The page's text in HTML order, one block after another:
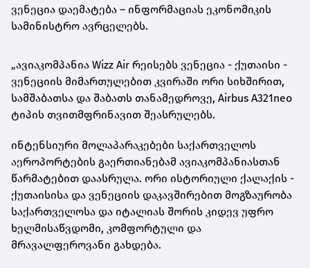
ვენეცია დაემატება – ინფორმაციას ეკონომიკის
სამინისტრო ავრცელებს.
„ავიაკომპანია Wizz Air რეისებს ვენეცია - ქუთაისი -
ვენეციის მიმართულებით კვირაში ორი სიხშირით,
სამშაბათსა და შაბათს თანამედროვე, Airbus A321neo
ტიპის თვითმფრინავით შეასრულებს.
ინტენსიური მოლაპარაკებები საქართველოს
აეროპორტების გაერთიანებამ ავიაკომპანიასთან
წარმატებით დაასრულა. ორი ისტორიული ქალაქის -
ქუთაისისა და ვენეციის დაკავშირებით მოგზაურობა
საქართველოსა და იტალიას შორის კიდევ უფრო
ხელმისაწვდომი, კომფორტული და
მრავალფეროვანი გახდება.